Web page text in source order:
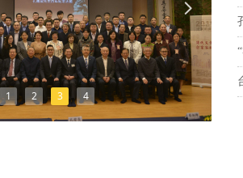
1 2 3 4
넲